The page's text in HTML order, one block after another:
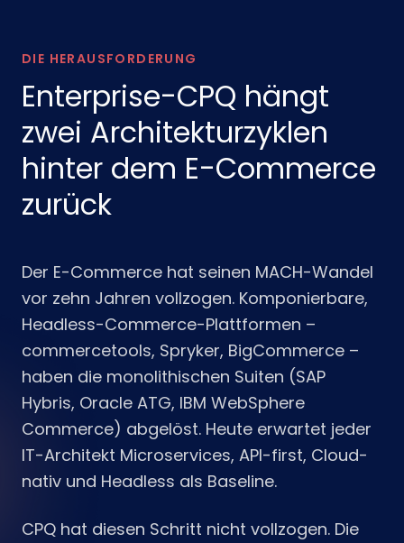
DIE HERAUSFORDERUNG
Enterprise-CPQ hängt
zwei Architekturzyklen
hinter dem E-Commerce
zurück
Der E-Commerce hat seinen MACH-Wandel
vor zehn Jahren vollzogen. Komponierbare,
Headless-Commerce-Plattformen –
commercetools, Spryker, BigCommerce –
haben die monolithischen Suiten (SAP
Hybris, Oracle ATG, IBM WebSphere
Commerce) abgelöst. Heute erwartet jeder
IT-Architekt Microservices, API-first, Cloud-
nativ und Headless als Baseline.
CPQ hat diesen Schritt nicht vollzogen. Die